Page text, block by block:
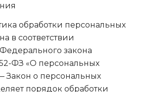
обработки персональных
в соответствии
закона
ФЗ «О персональных
Закон о персональных
порядок обработки